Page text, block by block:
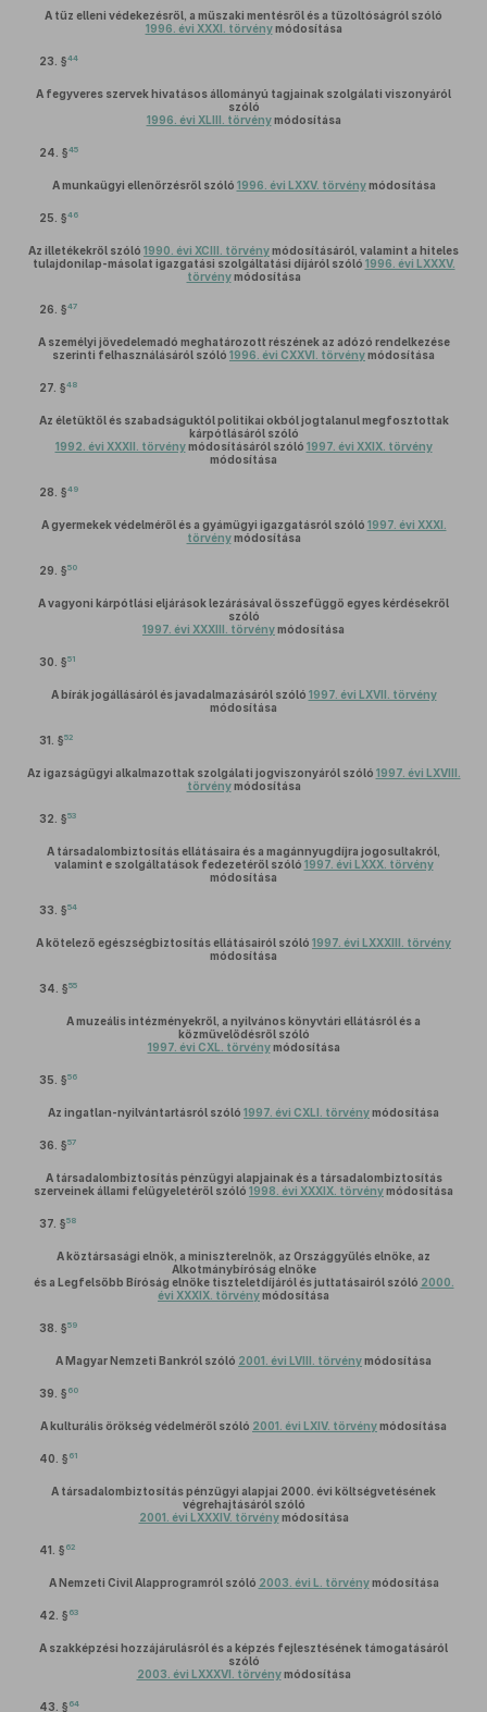
A tűz elleni védekezésről, a műszaki mentésről és a tűzoltóságról szóló
1996. évi XXXI. törvénymódosítása
23. §44
A fegyveres szervek hivatásos állományú tagjainak szolgálati viszonyáról
szóló
1996. évi XLIII. törvénymódosítása
24. §45
A munkaügyi ellenőrzésről szóló 1996. évi LXXV. törvénymódosítása
25. §46
Az illetékekről szóló 1990. évi XCIII. törvénymódosításáról, valamint a hiteles
tulajdonilap-másolat igazgatási szolgáltatási díjáról szóló 1996. évi LXXXV.
törvénymódosítása
26. §47
A személyi jövedelemadó meghatározott részének az adózó rendelkezése
szerinti felhasználásáról szóló 1996. évi CXXVI. törvénymódosítása
27. §48
Az életüktől és szabadságuktól politikai okból jogtalanul megfosztottak
kárpótlásáról szóló
1992. évi XXXII. törvénymódosításáról szóló 1997. évi XXIX. törvény
módosítása
28. §49
A gyermekek védelméről és a gyámügyi igazgatásról szóló 1997. évi XXXI.
törvénymódosítása
29. §50
A vagyoni kárpótlási eljárások lezárásával összefüggő egyes kérdésekről
szóló
1997. évi XXXIII. törvénymódosítása
30. §51
A bírák jogállásáról és javadalmazásáról szóló 1997. évi LXVII. törvény
módosítása
31. §52
Az igazságügyi alkalmazottak szolgálati jogviszonyáról szóló 1997. évi LXVIII.
törvénymódosítása
32. §53
A társadalombiztosítás ellátásaira és a magánnyugdíjra jogosultakról,
valamint e szolgáltatások fedezetéről szóló 1997. évi LXXX. törvény
módosítása
33. §54
A kötelező egészségbiztosítás ellátásairól szóló 1997. évi LXXXIII. törvény
módosítása
34. §55
A muzeális intézményekről, a nyilvános könyvtári ellátásról és a
közművelődésről szóló
1997. évi CXL. törvénymódosítása
35. §56
Az ingatlan-nyilvántartásról szóló 1997. évi CXLI. törvénymódosítása
36. §57
A társadalombiztosítás pénzügyi alapjainak és a társadalombiztosítás
szerveinek állami felügyeletéről szóló 1998. évi XXXIX. törvénymódosítása
37. §58
A köztársasági elnök, a miniszterelnök, az Országgyűlés elnöke, az
Alkotmánybíróság elnöke
és a Legfelsőbb Bíróság elnöke tiszteletdíjáról és juttatásairól szóló 2000.
évi XXXIX. törvénymódosítása
38. §59
A Magyar Nemzeti Bankról szóló 2001. évi LVIII. törvénymódosítása
39. § 60
A kulturális örökség védelméről szóló 2001. évi LXIV. törvénymódosítása
40. § 61
A társadalombiztosítás pénzügyi alapjai 2000. évi költségvetésének
végrehajtásáról szóló
2001. évi LXXXIV. törvénymódosítása
41. § 62
A Nemzeti Civil Alapprogramról szóló 2003. évi L. törvénymódosítása
42. § 63
A szakképzési hozzájárulásról és a képzés fejlesztésének támogatásáról
szóló
2003. évi LXXXVI. törvénymódosítása
43. § 64